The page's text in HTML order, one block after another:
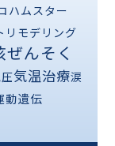
ハムスター
リモデリング
ぜんそく
気温治療涙
動遺伝